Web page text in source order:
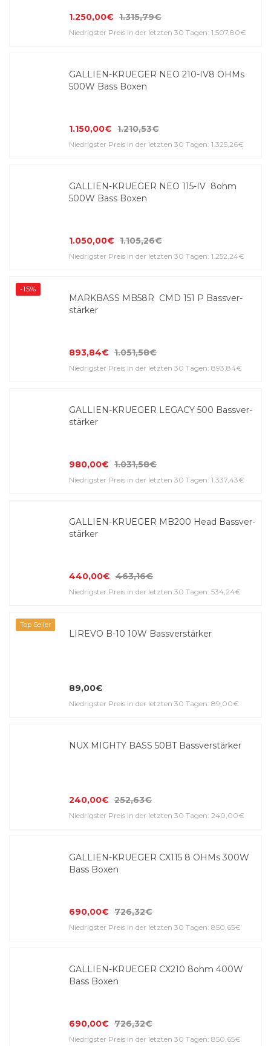
1.250,00€ 1.315,79€
Niedrigster Preis in der letzten 30 Tagen: 1.507,80€
GALLIEN-KRUEGER NEO 210-IV8 OHMs
500W Bass Boxen
1.150,00€ 1.210,53€
Niedrigster Preis in der letzten 30 Tagen: 1.325,26€
GALLIEN-KRUEGER NEO 115-IV 8ohm
500W Bass Boxen
1.050,00€ 1.105,26€
Niedrigster Preis in der letzten 30 Tagen: 1.252,24€
-15%
MARKBASS MB58R CMD 151 P Bass­ver­
stärker
893,84€ 1.051,58€
Niedrigster Preis in der letzten 30 Tagen: 893,84€
GALLIEN-KRUEGER LEGACY 500 Bass­ver­
stärker
980,00€ 1.031,58€
Niedrigster Preis in der letzten 30 Tagen: 1.337,43€
GALLIEN-KRUEGER MB200 Head Bass­ver­
stärker
440,00€ 463,16€
Niedrigster Preis in der letzten 30 Tagen: 534,24€
Top Seller
LIREVO B-10 10W Bass­ver­stärker
89,00€
Niedrigster Preis in der letzten 30 Tagen: 89,00€
NUX MIGHTY BASS 50BT Bass­ver­stärker
240,00€ 252,63€
Niedrigster Preis in der letzten 30 Tagen: 240,00€
GALLIEN-KRUEGER CX115 8 OHMs 300W
Bass Boxen
690,00€ 726,32€
Niedrigster Preis in der letzten 30 Tagen: 850,65€
GALLIEN-KRUEGER CX210 8ohm 400W
Bass Boxen
690,00€ 726,32€
Niedrigster Preis in der letzten 30 Tagen: 850,65€